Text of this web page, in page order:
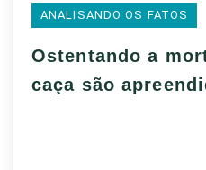
ANALISANDO OS FATOS
Ostentando a
caça são